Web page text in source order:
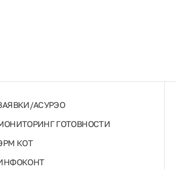
АСУРЭО
ГОТОВНОСТИ
КОТ